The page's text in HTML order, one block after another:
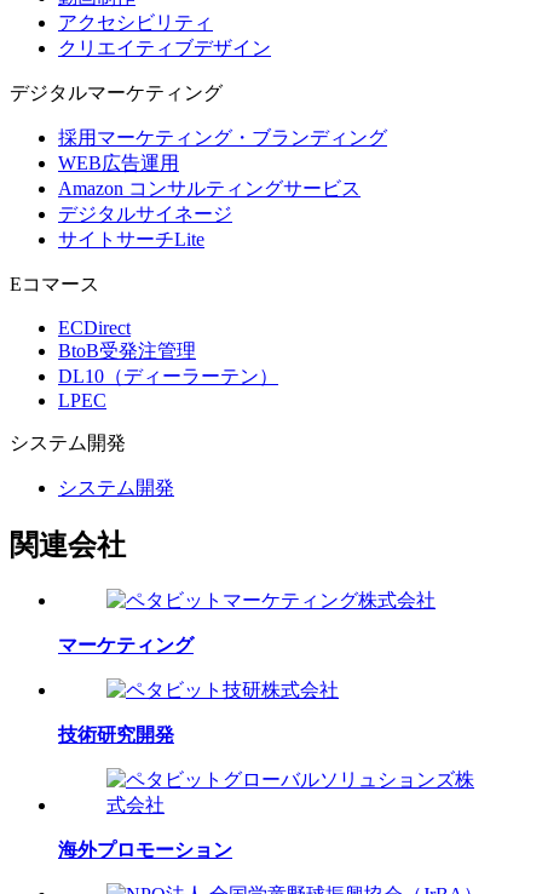
アクセシビリティ
クリエイティブデザイン
デジタルマーケティング
採用マーケティング・ブランディング
WEB広告運用
Amazon コンサルティングサービス
デジタルサイネージ
サイトサーチLite
Eコマース
ECDirect
BtoB受発注管理
DL10（ディーラーテン）
LPEC
システム 開発
システム開発
関連会社
マーケティング
技術研究開発
海外プロモーション